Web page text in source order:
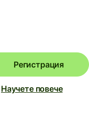
Регистрация
Научете повече